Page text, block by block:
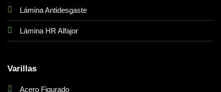
Lámina Antidesgaste
Lámina HR Alfajor
Varillas
Acero Figurado